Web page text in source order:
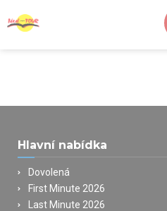
Hlavní nabídka
Dovolená
First Minute 2026
Last Minute 2026